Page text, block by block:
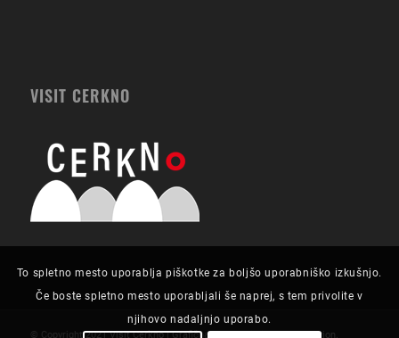
VISIT CERKNO
© Copyright 2021 Visit Cerkno | Grafična zasnova in izvedba: Futurion.
To spletno mesto uporablja piškotke za boljšo uporabniško izkušnjo.
Če boste spletno mesto uporabljali še naprej, s tem privolite v
njihovo nadaljnjo uporabo.